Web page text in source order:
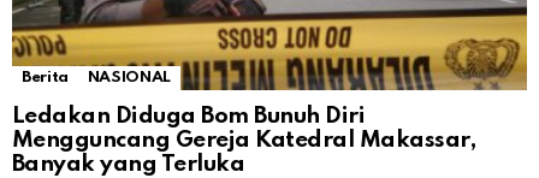
Berita NASIONAL
Ledakan Diduga Bom Bunuh Diri
Mengguncang Gereja Katedral Makassar,
Banyak yang Terluka